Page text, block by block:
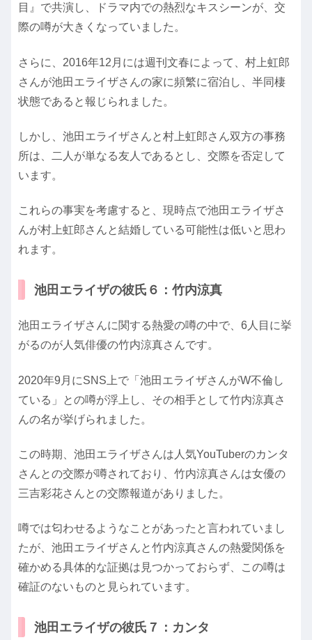
目』で共演し、ドラマ内での熱烈なキスシーンが、交
際の噂が大きくなっていました。
さらに、2016年12月には週刊文春によって、村上虹郎
さんが池田エライザさんの家に頻繁に宿泊し、半同棲
状態であると報じられました。
しかし、池田エライザさんと村上虹郎さん双方の事務
所は、二人が単なる友人であるとし、交際を否定して
います。
これらの事実を考慮すると、現時点で池田エライザさ
んが村上虹郎さんと結婚している可能性は低いと思わ
れます。
池田エライザの彼氏６：竹内涼真
池田エライザさんに関する熱愛の噂の中で、6人目に挙
がるのが人気俳優の竹内涼真さんです。
2020年9月にSNS上で「池田エライザさんがW不倫し
ている」との噂が浮上し、その相手として竹内涼真さ
んの名が挙げられました。
この時期、池田エライザさんは人気YouTuberのカンタ
さんとの交際が噂されており、竹内涼真さんは女優の
三吉彩花さんとの交際報道がありました。
噂では匂わせるようなことがあったと言われていまし
たが、池田エライザさんと竹内涼真さんの熱愛関係を
確かめる具体的な証拠は見つかっておらず、この噂は
確証のないものと見られています。
池田エライザの彼氏７：カンタ